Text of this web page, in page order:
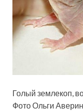
Голый землекоп,
Фото Ольги